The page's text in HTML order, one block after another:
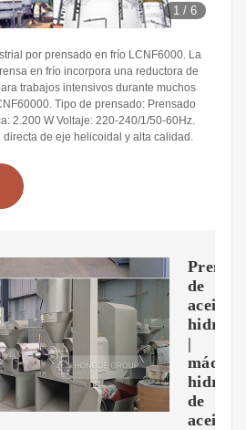
1 /6
por prensado en frío LCNF6000. La
en frío incorpora una reductora de
trabajos intensivos durante muchos
Tipo de prensado: Prensado
2.200 W Voltaje: 220-240/1/50-60Hz.
directa de eje helicoidal y alta calidad.
Prensa
de
aceite
|
de
aceite